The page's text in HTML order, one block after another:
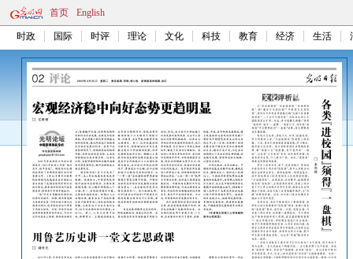
首页 English
时政 国际 时评 理论 文化 科技 教育 经济 生活